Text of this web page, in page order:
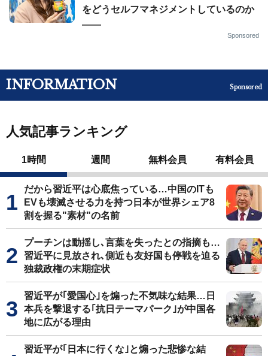
をどうセルフマネジメントしているのか
——
Sponsored
INFORMATION Sponsored
人気記事ランキング
1時間 週間 無料会員 有料会員
だから習近平は心底焦っている…中国のITも
EVも壊滅させる力を持つ日本が世界シェア8
割を握る"素材"の名前
プーチンは動揺し､言葉を失ったとの指摘も…
習近平に見放され､側近も友好国も停戦を迫る
独裁政権の末期症状
習近平が｢愛国心｣を煽った不気味な結果…日
本兵を撃退する｢抗日テーマパーク｣が中国各
地に広がる理由
習近平が｢日本に行くな｣と煽った悲惨な結